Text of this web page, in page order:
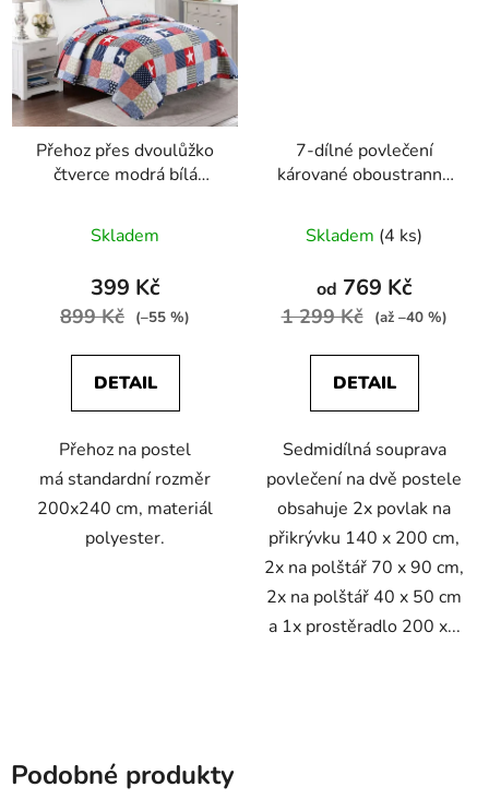
Přehoz přes dvoulůžko
čtverce modrá bílá
Skladem
399 Kč
899 Kč (–55 %)
DETAIL
Přehoz na postel
má standardní rozměr
200x240 cm, materiál
polyester.
7-dílné povlečení
kárované oboustranné
postele
Skladem (4 ks)
od 769 Kč
1 299 Kč (až –40 %)
DETAIL
Sedmidílná souprava
povlečení na dvě postele
obsahuje 2x povlak na
přikrývku 140 x 200 cm,
2x na polštář 70 x 90 cm,
2x na polštář 40 x 50 cm
a 1x prostěradlo 200 x...
Podobné produkty